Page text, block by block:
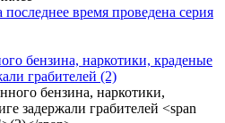
время проведена серия
бензина, наркотики, краденые
грабителей (2)